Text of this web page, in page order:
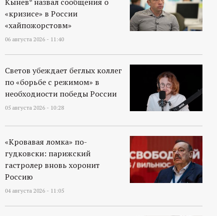
«кризисе» в России
«хайпожорстовм»
06 августа 2026 - 11:40
Светов убеждает беглых коллег
по «борьбе с режимом» в
необходиости победы России
05 августа 2026 - 10:28
«Кровавая ломка» по-
гудковски: парижский
гастролер вновь хоронит
Россию
04 августа 2026 - 11:05